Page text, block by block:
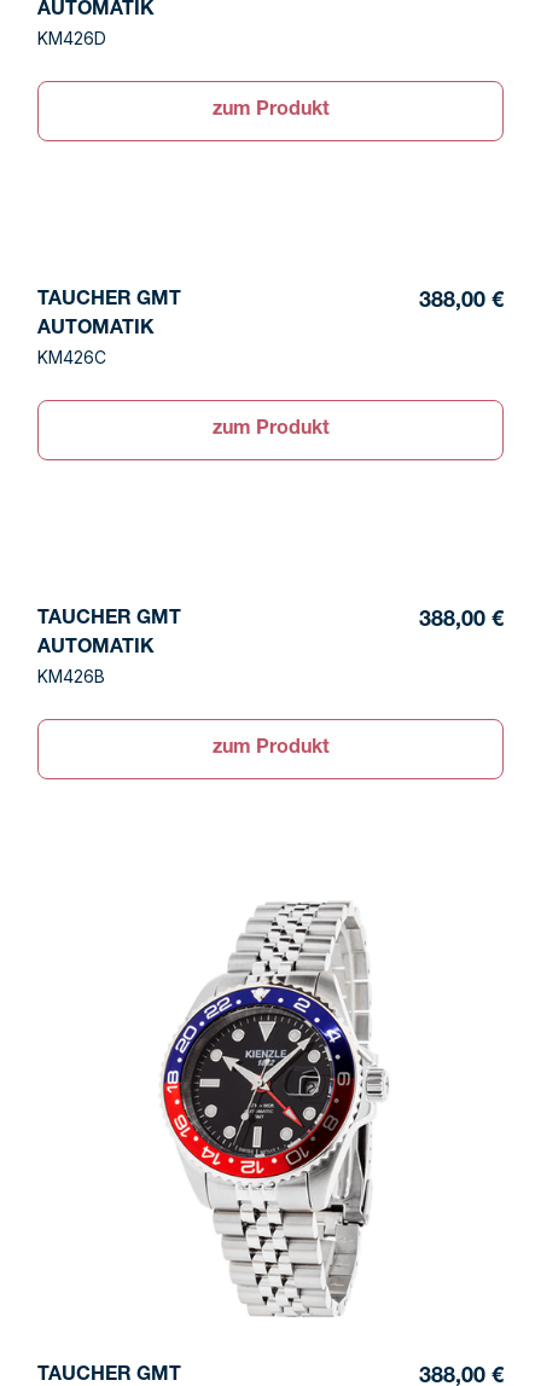
AUTOMATIK
KM426D
zum Produkt
TAUCHER GMT
AUTOMATIK
KM426C
388,00 €
zum Produkt
TAUCHER GMT
AUTOMATIK
KM426B
388,00 €
zum Produkt
TAUCHER GMT 388,00 €